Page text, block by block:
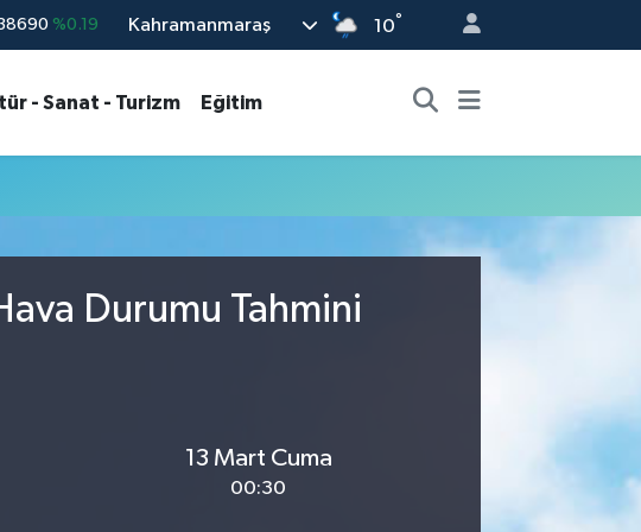
%0.19
%0.19
%0
Kahramanmaraş 10°
- Sanat - Turizm Eğitim
Durumu Tahmini
13 Mart Cuma
00:30